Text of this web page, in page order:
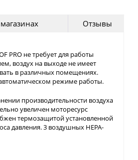
Отзывы
PRO не требует для работы
воздух на выходе не имеет
в различных помещениях.
режиме работы.
производительности воздуха
увеличен моторесурс
термозащитой установленной
давления. 3 воздушных HEPA-